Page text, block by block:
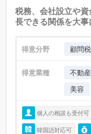
税務、会社設立や
長できる関係を大事
得意分野 顧問
得意業種 不動産
美容
個人の相談も受付可
韓国語対応可